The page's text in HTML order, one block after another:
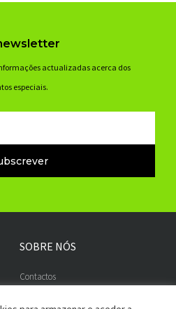
actualizadas acerca dos
especiais.
SOBRE NÓS
Contactos